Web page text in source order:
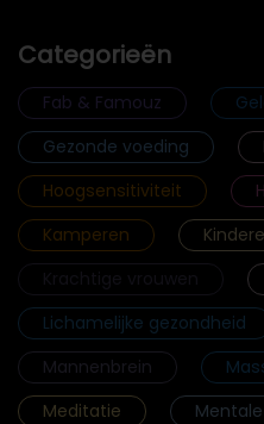
Categorieën
Fab & Famouz
Gezonde voeding
Hoogsensitiviteit
Kamperen
Lichamelijke gezondheid
Mannenbrein
Meditatie